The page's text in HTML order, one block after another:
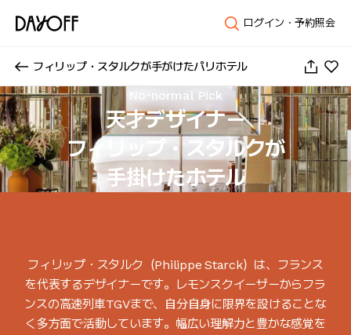
ログイン・予約照会
フィリップ・スタルクが手がけたパリホテル
No-normal Pick
天才デザイナー
フィリップ・スタルクが
手掛けたホテル
フィリップ・スタルク（Philippe Starck）は、フランス
を代表するデザイナーです。レモンスクイーザーからフラ
ンスの高速列車TGVまで、自分自身に限界を設けることな
く多方面で活動しています。幅広い理解力と豊かな感覚を